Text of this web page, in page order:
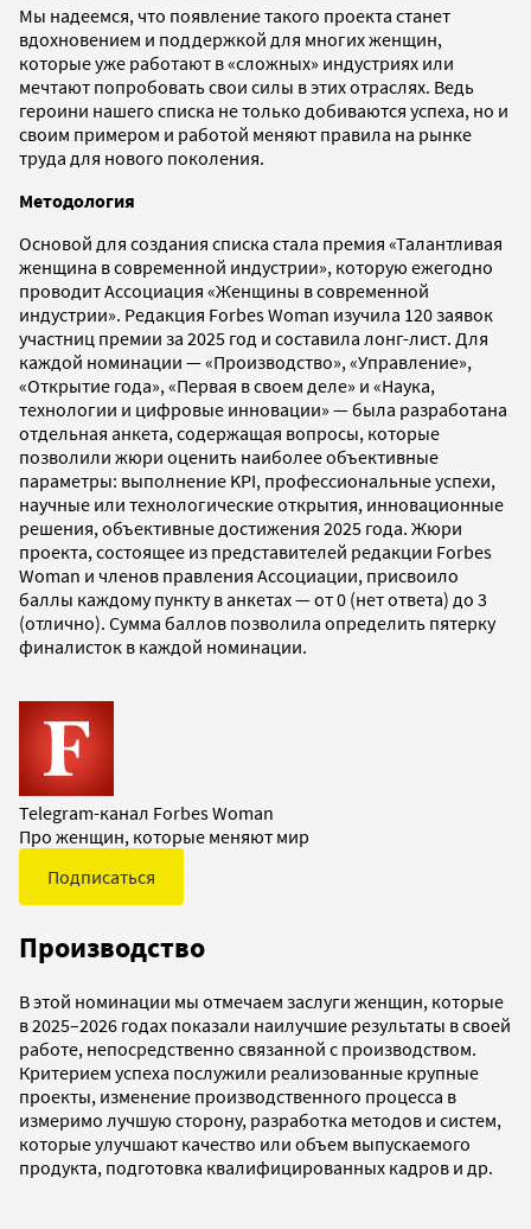
Мы надеемся, что появление такого проекта станет
вдохновением и поддержкой для многих женщин,
которые уже работают в «сложных» индустриях или
мечтают попробовать свои силы в этих отраслях. Ведь
героини нашего списка не только добиваются успеха, но и
своим примером и работой меняют правила на рынке
труда для нового поколения.
Методология
Основой для создания списка стала премия «Талантливая
женщина в современной индустрии», которую ежегодно
проводит Ассоциация «Женщины в современной
индустрии». Редакция Forbes Woman изучила 120 заявок
участниц премии за 2025 год и составила лонг-лист. Для
каждой номинации — «Производство», «Управление»,
«Открытие года», «Первая в своем деле» и «Наука,
технологии и цифровые инновации» — была разработана
отдельная анкета, содержащая вопросы, которые
позволили жюри оценить наиболее объективные
параметры: выполнение KPI, профессиональные успехи,
научные или технологические открытия, инновационные
решения, объективные достижения 2025 года. Жюри
проекта, состоящее из представителей редакции Forbes
Woman и членов правления Ассоциации, присвоило
баллы каждому пункту в анкетах — от 0 (нет ответа) до 3
(отлично). Сумма баллов позволила определить пятерку
финалисток в каждой номинации.
Telegram-канал Forbes Woman
Про женщин, которые меняют мир
Подписаться
Производство
В этой номинации мы отмечаем заслуги женщин, которые
в 2025–2026 годах показали наилучшие результаты в своей
работе, непосредственно связанной с производством.
Критерием успеха послужили реализованные крупные
проекты, изменение производственного процесса в
измеримо лучшую сторону, разработка методов и систем,
которые улучшают качество или объем выпускаемого
продукта, подготовка квалифицированных кадров и др.